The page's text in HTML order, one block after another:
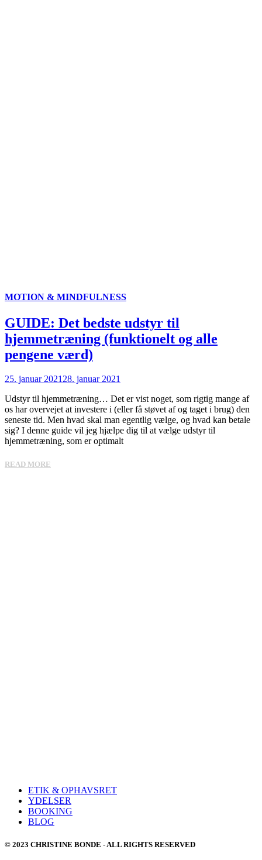
MOTION & MINDFULNESS
GUIDE: Det bedste udstyr til
hjemmetræning (funktionelt og alle
pengene værd)
25. januar 202128. januar 2021
Udstyr til hjemmetræning… Det er vist noget, som rigtig mange af
os har overvejet at investere i (eller få støvet af og taget i brug) den
seneste tid. Men hvad skal man egentlig vælge, og hvad kan betale
sig? I denne guide vil jeg hjælpe dig til at vælge udstyr til
hjemmetræning, som er optimalt
READ MORE
ETIK & OPHAVSRET
YDELSER
BOOKING
BLOG
© 2023 CHRISTINE BONDE - ALL RIGHTS RESERVED